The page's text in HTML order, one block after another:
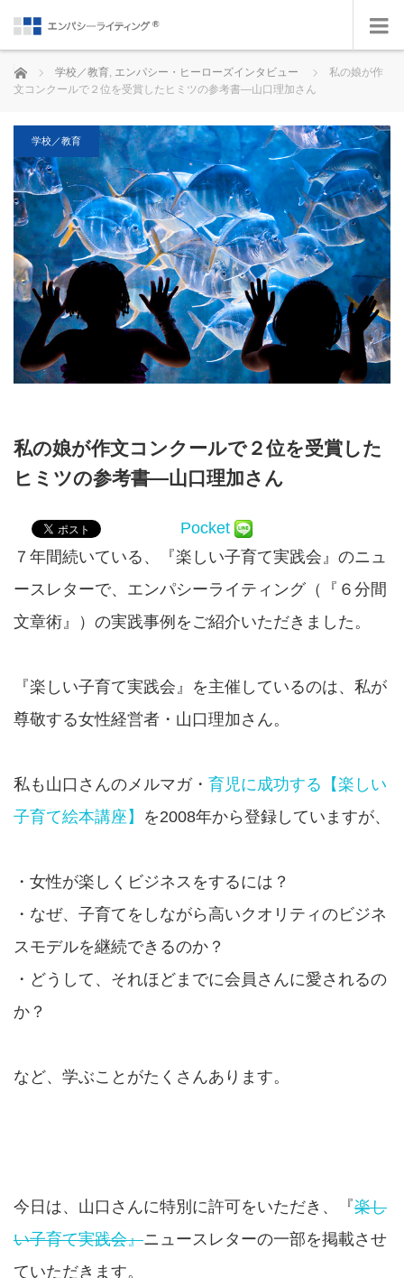
ホーム 学校／教育, エンパシー・ヒーローズインタビュー
私の娘が作
文コンクールで２位を受賞したヒミツの参考書—山口理加さん
学校／教育
私の娘が作文コンクールで２位を受賞した
ヒミツの参考書—山口理加さん
Pocket
７年間続いている、『楽しい子育て実践会』のニュ
ースレターで、エンパシーライティング（『６分間
文章術』）の実践事例をご紹介いただきました。
『楽しい子育て実践会』を主催しているのは、私が
尊敬する女性経営者・山口理加さん。
私も山口さんのメルマガ・ 育児に成功する【楽しい
子育て絵本講座】 を2008年から登録していますが、
・女性が楽しくビジネスをするには？
・なぜ、子育てをしながら高いクオリティのビジネ
スモデルを継続できるのか？
・どうして、それほどまでに会員さんに愛されるの
か？
など、学ぶことがたくさんあります。
今日は、山口さんに特別に許可をいただき、『楽し
い子育て実践会』ニュースレターの一部を掲載させ
ていただきます。